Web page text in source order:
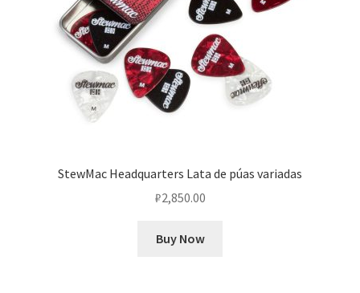
StewMac Headquarters Lata de púas variadas
₽2,850.00
Buy Now